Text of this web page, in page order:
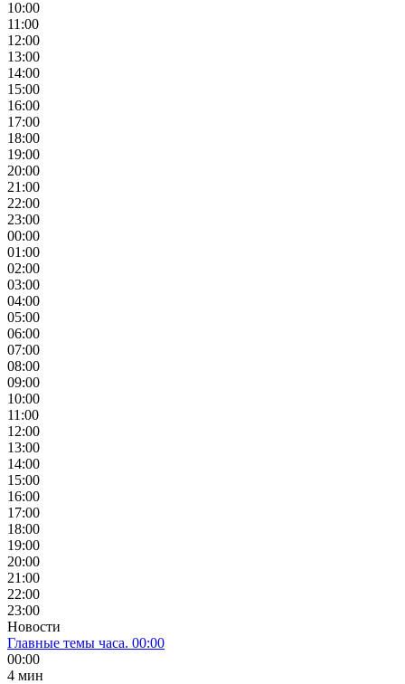
10:00
11:00
12:00
13:00
14:00
15:00
16:00
17:00
18:00
19:00
20:00
21:00
22:00
23:00
00:00
01:00
02:00
03:00
04:00
05:00
06:00
07:00
08:00
09:00
10:00
11:00
12:00
13:00
14:00
15:00
16:00
17:00
18:00
19:00
20:00
21:00
22:00
23:00
Новости
Главные темы часа. 00:00
00:00
4 мин